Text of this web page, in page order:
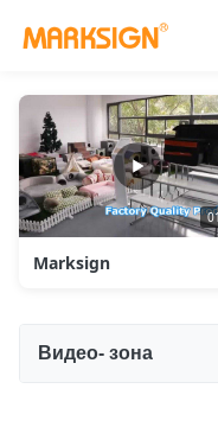
Marksign
Видео- зона